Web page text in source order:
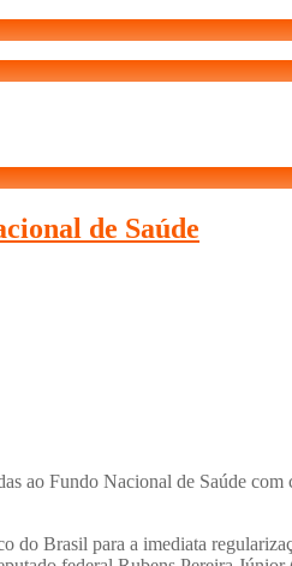
de Saúde
ao Fundo Nacional de Saúde com
do Brasil para a imediata